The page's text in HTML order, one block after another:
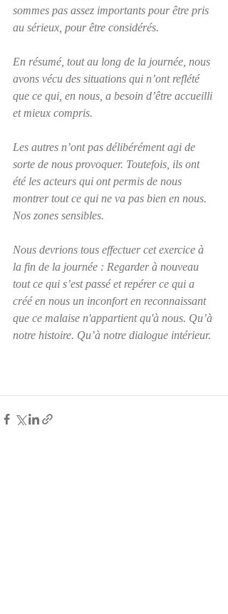
sommes pas assez importants pour être pris
au sérieux, pour être considérés.
En résumé, tout au long de la journée, nous
avons vécu des situations qui n’ont reflété
que ce qui, en nous, a besoin d’être accueilli
et mieux compris.
Les autres n’ont pas délibérément agi de
sorte de nous provoquer. Toutefois, ils ont
été les acteurs qui ont permis de nous
montrer tout ce qui ne va pas bien en nous.
Nos zones sensibles.
Nous devrions tous effectuer cet exercice à
la fin de la journée : Regarder à nouveau
tout ce qui s’est passé et repérer ce qui a
créé en nous un inconfort en reconnaissant
que ce malaise n'appartient qu'à nous. Qu’à
notre histoire. Qu’à notre dialogue intérieur.